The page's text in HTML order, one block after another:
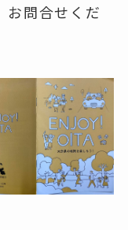
お問合せくだ